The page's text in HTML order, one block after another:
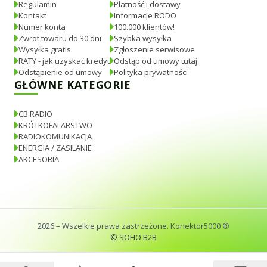
Regulamin
Kontakt
Numer konta
Zwrot towaru do 30 dni
Wysyłka gratis
RATY - jak uzyskać kredyt
Odstąpienie od umowy
Płatność i dostawy
Informacje RODO
100.000 klientów!
Szybka wysyłka
Zgłoszenie serwisowe
Odstąp od umowy tutaj
Polityka prywatności
GŁÓWNE KATEGORIE
CB RADIO
KRÓTKOFALARSTWO
RADIOKOMUNIKACJA
ENERGIA / ZASILANIE
AKCESORIA
2026– Wszelkie prawa zastrzeżone. Konektor5000 ®
© SOHO B2B